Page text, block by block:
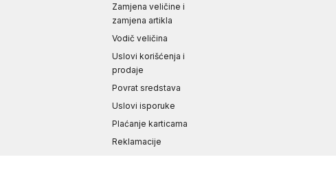
Zamjena veličine i
zamjena artikla
Vodič veličina
Uslovi korišćenja i
prodaje
Povrat sredstava
Uslovi isporuke
Plaćanje karticama
Reklamacije